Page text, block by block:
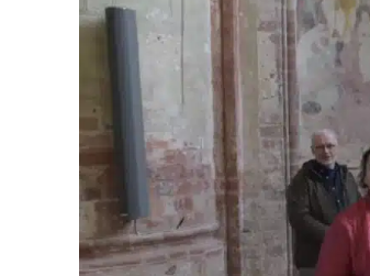
sind
begeistert
der
Prignitz